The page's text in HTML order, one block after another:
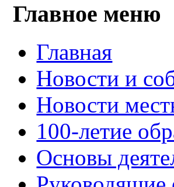
Главное меню
Главная
Новости и
Новости
100-летие
Основы